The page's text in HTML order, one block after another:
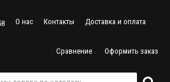
О нас Контакты Доставка и оплата
Сравнение Оформить заказ